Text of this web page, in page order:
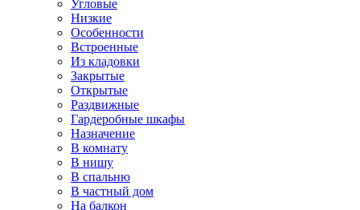
Угловые
Низкие
Особенности
Встроенные
Из кладовки
Закрытые
Открытые
Раздвижные
Гардеробные шкафы
Назначение
В комнату
В нишу
В спальню
В частный дом
На балкон